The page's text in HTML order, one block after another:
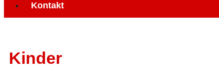
Kontakt
Kinder